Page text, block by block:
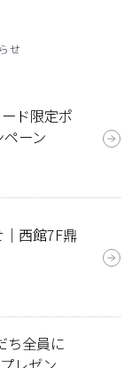
せ
ド限定ポ
ーン
西館7F鼎
ち全員に